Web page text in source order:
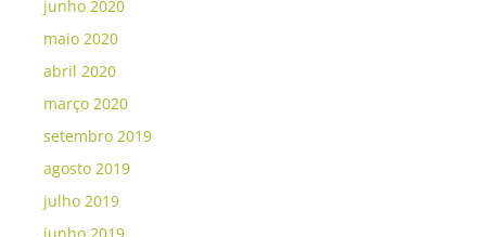
junho 2020
maio 2020
abril 2020
março 2020
setembro 2019
agosto 2019
julho 2019
junho 2019